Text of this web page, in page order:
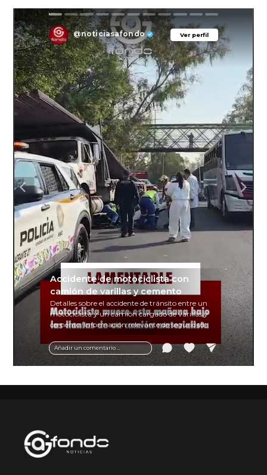
Ver perfil
@noticiasafondo Ver perfil
Añadir un comentario ...
Accidente de motociclista con
camión de varillas y cemento
Detalles sobre el accidente de tránsito entre un
motociclista y un camión cargado de varillas y
cemento. Información relevante de seguridad
vial y recomendaciones para motociclistas.